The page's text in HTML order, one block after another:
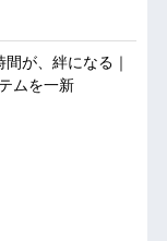
が、絆になる｜
ムを一新